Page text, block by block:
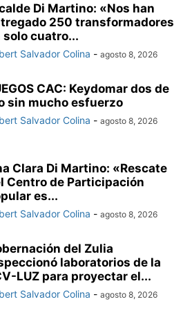
Di Martino: «Nos han
250 transformadores
solo cuatro...
Salvador Colina - agosto 8, 2026
CAC: Keydomar dos de
sin mucho esfuerzo
Salvador Colina - agosto 8, 2026
Clara Di Martino: «Rescate
Centro de Participación
es...
Salvador Colina - agosto 8, 2026
del Zulia
laboratorios de la
LUZ para proyectar el...
Salvador Colina - agosto 8, 2026